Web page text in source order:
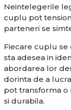
Neintelegerile
cuplu pot
parteneri se
Fiecare cuplu se
sta adesea in
abordarea lor
dorinta de a
pot transforma
si durabila.